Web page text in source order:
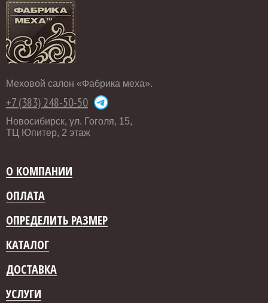
Меховой салон «Фабрика меха».
+7 (383) 248-50-50
Новосибирск, ул. Гоголя, 15,
ТЦ Юпитер, 2 этаж
О КОМПАНИИ
ОПЛАТА
ОПРЕДЕЛИТЬ РАЗМЕР
КАТАЛОГ
ДОСТАВКА
УСЛУГИ